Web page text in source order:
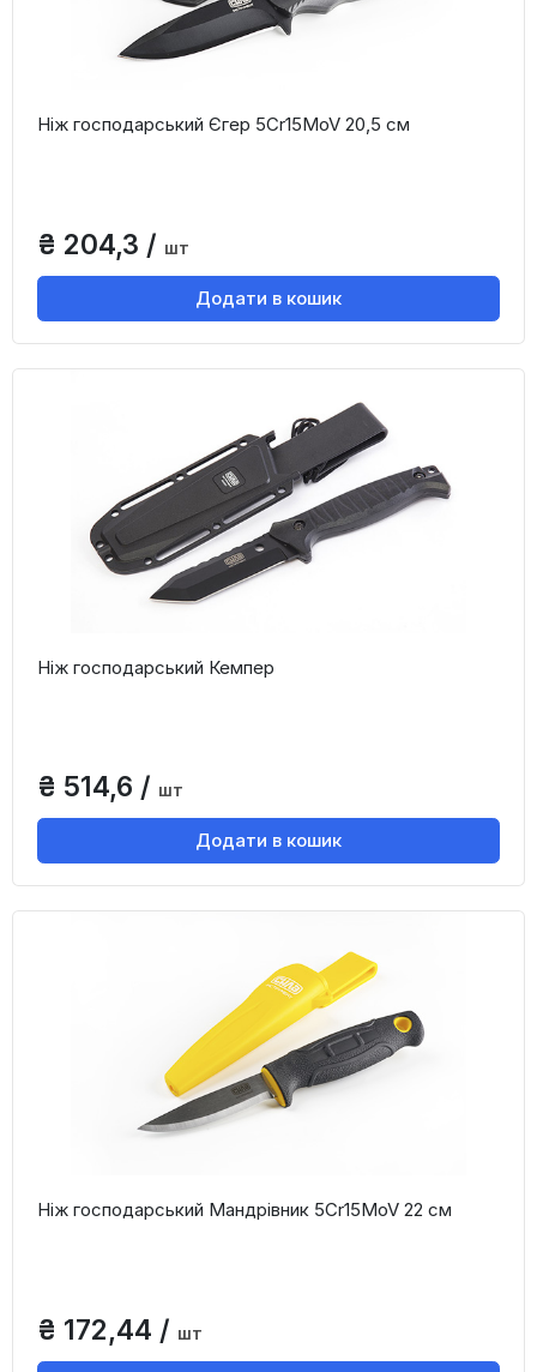
Ніж господарський Єгер 5Cr15MoV 20,5 см
₴ 204,3 / шт
Додати в кошик
Ніж господарський Кемпер
₴ 514,6 / шт
Додати в кошик
Ніж господарський Мандрівник 5Cr15MoV 22 см
₴ 172,44 / шт